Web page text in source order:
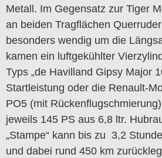
Metall. Im Gegensatz zur Tiger
an beiden Tragflächen
besonders wendig um die
kamen ein luftgekühlter
Typs „de Havilland Gipsy Major
Startleistung oder die Renault-
PO5 (mit
jeweils 145 PS aus 6,8 ltr.
„Stampe“ kann bis zu 3,2
und dabei rund 450 km